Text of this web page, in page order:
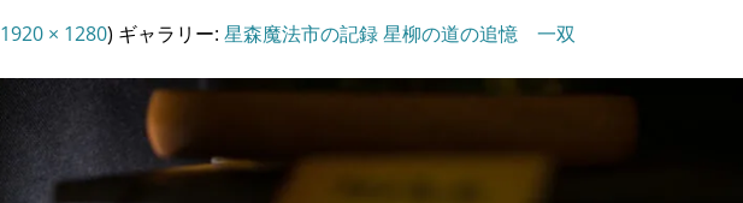
1920 × 1280) ギャラリー: 星森魔法市の記録 星柳の道の追憶 一双